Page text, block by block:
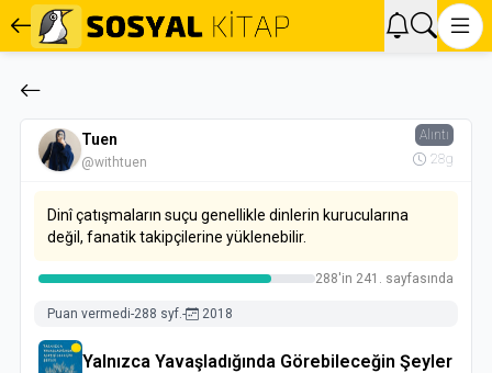
Tuen
@withtuen
Alıntı
28g
Dinî çatışmaların suçu genellikle dinlerin kurucularına
değil, fanatik takipçilerine yüklenebilir.
288'in 241. sayfasında
Puan vermedi-288 syf.- 2018
Yalnızca Yavaşladığında Görebileceğin Şeyler